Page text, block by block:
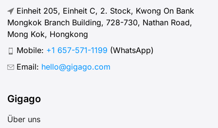
Einheit 205, Einheit C, 2. Stock, Kwong On Bank
Mongkok Branch Building, 728-730, Nathan Road,
Mong Kok, Hongkong
Mobile: +1 657-571-1199 (WhatsApp)
Email: hello@gigago.com
Gigago
Über uns